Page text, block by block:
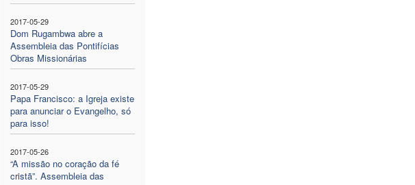
2017-05-29
Dom Rugambwa abre a
Assembleia das Pontifícias
Obras Missionárias
2017-05-29
Papa Francisco: a Igreja existe
para anunciar o Evangelho, só
para isso!
2017-05-26
“A missão no coração da fé
cristã”. Assembleia das